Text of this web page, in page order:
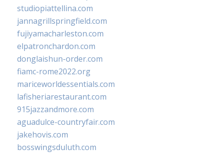
studiopiattellina.com
jannagrillspringfield.com
fujiyamacharleston.com
elpatronchardon.com
donglaishun-order.com
fiamc-rome2022.org
mariceworldessentials.com
lafisheriarestaurant.com
915jazzandmore.com
aguadulce-countryfair.com
jakehovis.com
bosswingsduluth.com